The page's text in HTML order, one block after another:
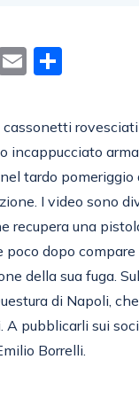
Email
incappucciato
tardo
I video sono
recupera una
dopo compare
della sua fuga.
di Napoli,
A pubblicarli sui
Borrelli.